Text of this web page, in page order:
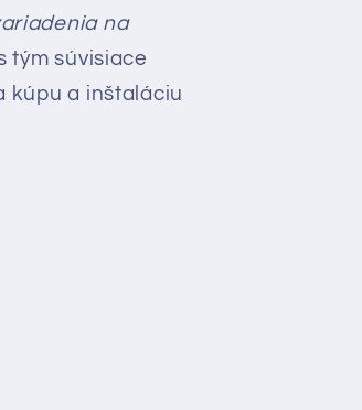
na
tým súvisiace
kúpu a inštaláciu